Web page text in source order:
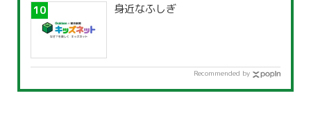
身近なふしぎ
Recommended by